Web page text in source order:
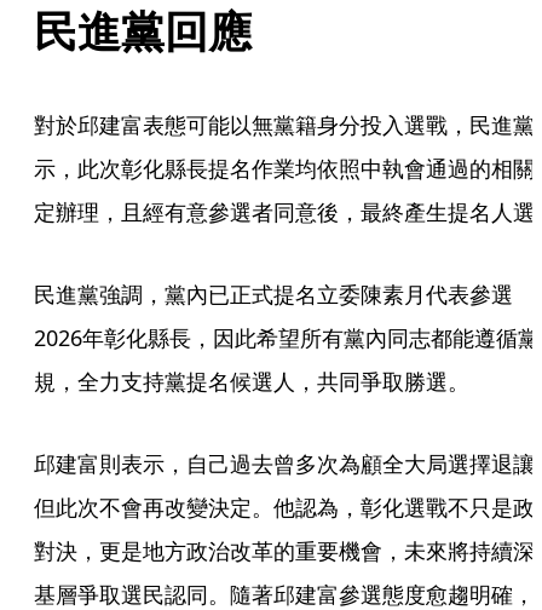
民進黨回應
對於邱建富表態可能以無黨籍身分投入選戰，民進黨
示，此次彰化縣長提名作業均依照中執會通過的相關
定辦理，且經有意參選者同意後，最終產生提名人選
民進黨強調，黨內已正式提名立委陳素月代表參選
2026年彰化縣長，因此希望所有黨內同志都能遵循黨
規，全力支持黨提名候選人，共同爭取勝選。
邱建富則表示，自己過去曾多次為顧全大局選擇退讓
但此次不會再改變決定。他認為，彰化選戰不只是政
對決，更是地方政治改革的重要機會，未來將持續深
基層爭取選民認同。隨著邱建富參選態度愈趨明確，